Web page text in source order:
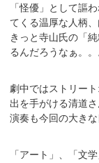
「怪優」として謳
てくる温厚な人柄
きっと寺山氏の「
るんだろうなぁ。
劇中ではストリー
出を手がける清道
演奏も今回の大きな
「アート」、「文